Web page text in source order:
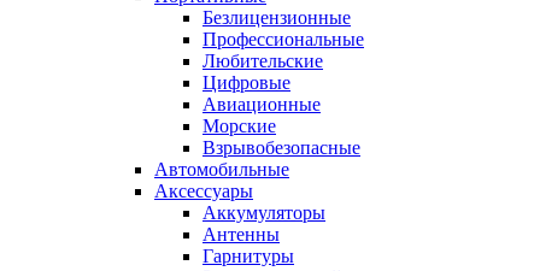
Безлицензионные
Профессиональные
Любительские
Цифровые
Авиационные
Морские
Взрывобезопасные
Автомобильные
Аксессуары
Аккумуляторы
Антенны
Гарнитуры